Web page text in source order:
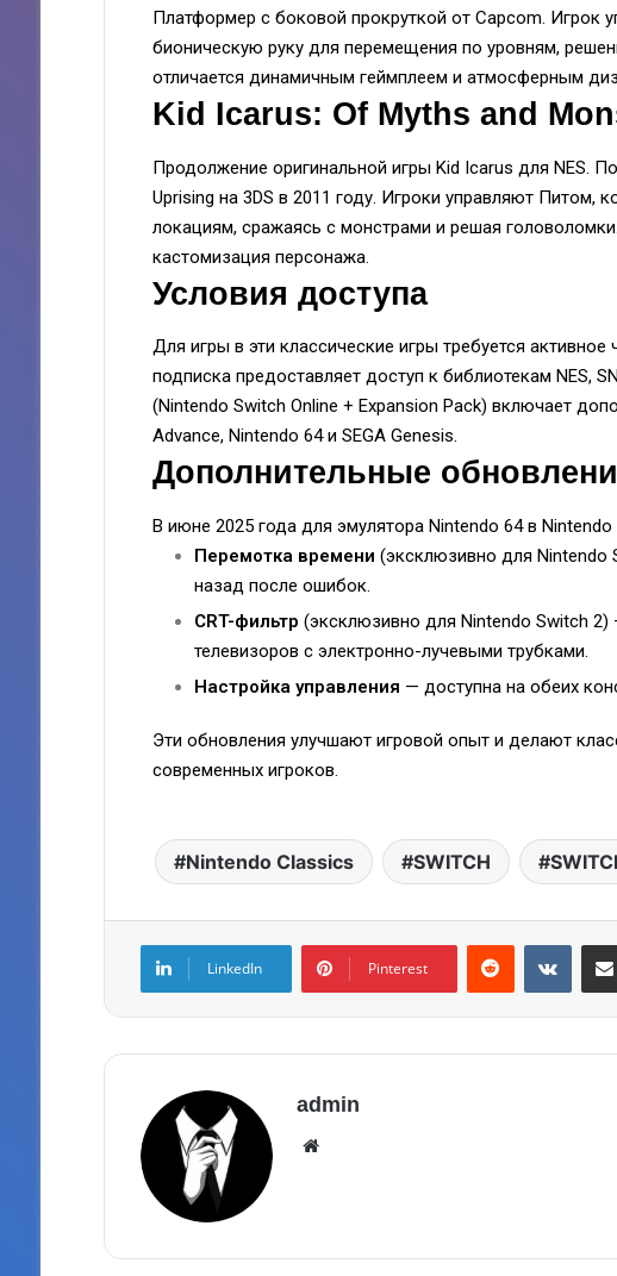
Платформер с боковой прокруткой от Capcom. Игрок
бионическую руку для перемещения по уровням,
отличается динамичным геймплеем и атмосферным
Kid Icarus: Of Myths and
Продолжение оригинальной игры Kid Icarus для NES.
Uprising на 3DS в 2011 году. Игроки управляют Питом,
локациям, сражаясь с монстрами и решая
кастомизация персонажа.
Условия доступа
Для игры в эти классические игры требуется
подписка предоставляет доступ к библиотекам NES,
(Nintendo Switch Online + Expansion Pack) включает
Advance, Nintendo 64 и SEGA Genesis.
Дополнительные
В июне 2025 года для эмулятора Nintendo 64 в
Перемотка времени (эксклюзивно для Nintendo
назад после ошибок.
CRT-фильтр (эксклюзивно для Nintendo Switch
телевизоров с электронно-лучевыми трубками.
Настройка управления — доступна на обеих
Эти обновления улучшают игровой опыт и делают
современных игроков.
Nintendo Classics SWITCH
LinkedIn Pinterest
admin